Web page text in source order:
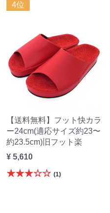
4位
【送料無料】フット快カラ
ー24cm(適応サイズ約23〜
約23.5cm)旧フット楽
¥ 5,610
★★★☆☆ (1)